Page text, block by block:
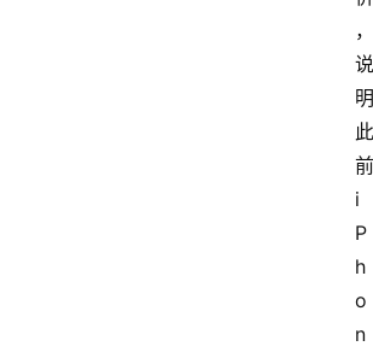
，
说
明
此
前
i
P
h
o
n